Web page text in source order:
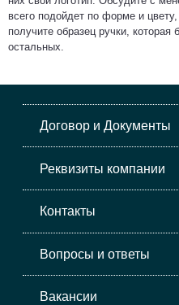
всего подойдет по форме и
получите образец ручки,
остальных.
Договор и Документы
Реквизиты компании
Контакты
Вопросы и ответы
Вакансии